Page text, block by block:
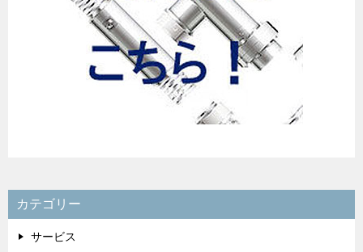
カテゴリー
サービス